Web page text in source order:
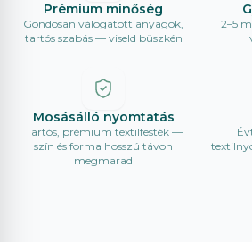
Prémium minőség
Gondosan válogatott anyagok,
tartós szabás — viseld büszkén
2–5
Mosásálló nyomtatás
Tartós, prémium textilfesték —
szín és forma hosszú távon
megmarad